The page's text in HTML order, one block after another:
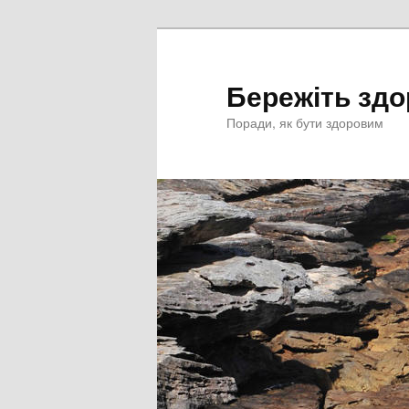
Бережіть
Поради, як бути здоровим